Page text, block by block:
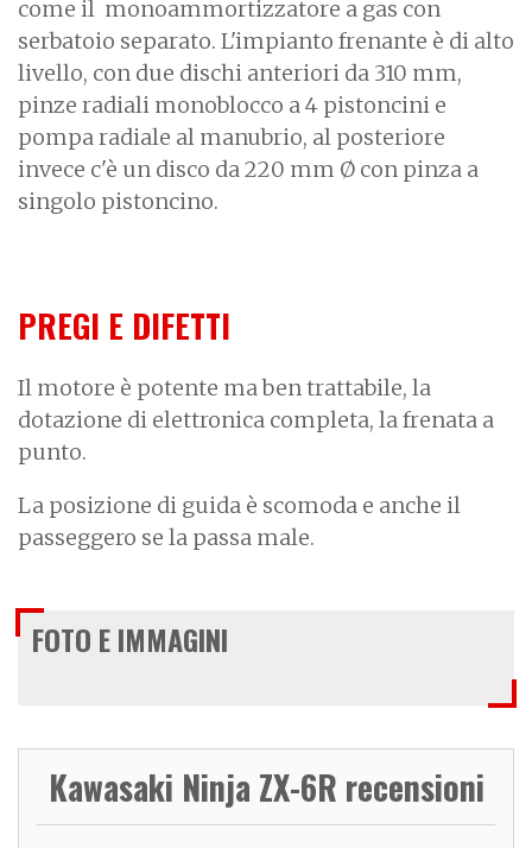
come il monoammortizzatore a gas con
serbatoio separato. L'impianto frenante è di alto
livello, con due dischi anteriori da 310 mm,
pinze radiali monoblocco a 4 pistoncini e
pompa radiale al manubrio, al posteriore
invece c'è un disco da 220 mm Ø con pinza a
singolo pistoncino.
PREGI E DIFETTI
Il motore è potente ma ben trattabile, la
dotazione di elettronica completa, la frenata a
punto.
La posizione di guida è scomoda e anche il
passeggero se la passa male.
FOTO E IMMAGINI
Kawasaki Ninja ZX-6R recensioni